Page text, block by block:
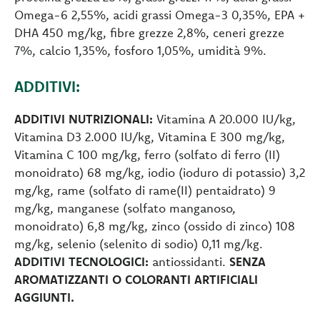
Omega-6 2,55%, acidi grassi Omega-3 0,35%, EPA +
DHA 450 mg/kg, fibre grezze 2,8%, ceneri grezze
7%, calcio 1,35%, fosforo 1,05%, umidità 9%.
ADDITIVI:
ADDITIVI NUTRIZIONALI: Vitamina A 20.000 IU/kg,
Vitamina D3 2.000 IU/kg, Vitamina E 300 mg/kg,
Vitamina C 100 mg/kg, ferro (solfato di ferro (II)
monoidrato) 68 mg/kg, iodio (ioduro di potassio) 3,2
mg/kg, rame (solfato di rame(II) pentaidrato) 9
mg/kg, manganese (solfato manganoso,
monoidrato) 6,8 mg/kg, zinco (ossido di zinco) 108
mg/kg, selenio (selenito di sodio) 0,11 mg/kg.
ADDITIVI TECNOLOGICI: antiossidanti. SENZA
AROMATIZZANTI O COLORANTI ARTIFICIALI
AGGIUNTI.